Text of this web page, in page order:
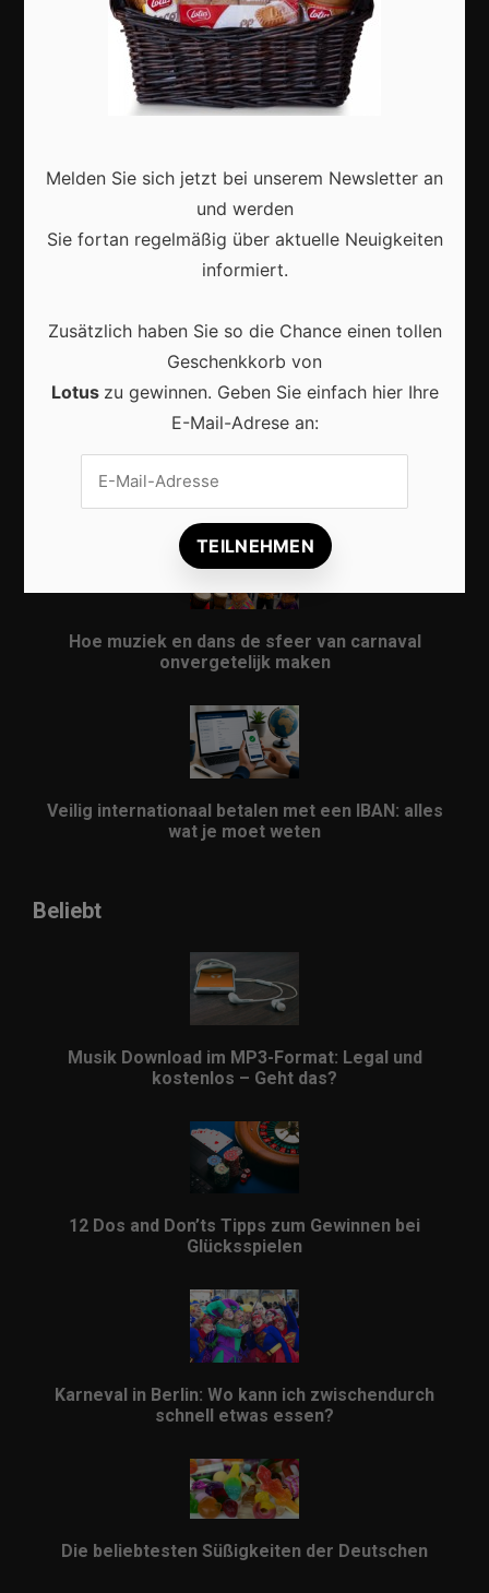
Gemeinschaft auf einzigartige Weise entdecken
Vrijwilligers maken van carnaval een onvergetelijk
evenement
Hoe muziek en dans de sfeer van carnaval
onvergetelijk maken
Veilig internationaal betalen met een IBAN: alles
wat je moet weten
Beliebt
Musik Download im MP3-Format: Legal und
kostenlos – Geht das?
12 Dos and Don’ts Tipps zum Gewinnen bei
Glücksspielen
Karneval in Berlin: Wo kann ich zwischendurch
schnell etwas essen?
Die beliebtesten Süßigkeiten der Deutschen
Melden Sie sich jetzt bei unserem Newsletter an
und werden
Sie fortan regelmäßig über aktuelle Neuigkeiten
informiert.
Zusätzlich haben Sie so die Chance einen tollen
Geschenkkorb von
Lotus zu gewinnen. Geben Sie einfach hier Ihre
E-Mail-Adrese an: